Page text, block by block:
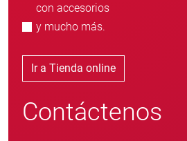
con accesorios
y mucho más.
Ir a Tienda online
Contáctenos